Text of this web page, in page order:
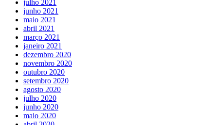
julho 2021
junho 2021
maio 2021
abril 2021
março 2021
janeiro 2021
dezembro 2020
novembro 2020
outubro 2020
setembro 2020
agosto 2020
julho 2020
junho 2020
maio 2020